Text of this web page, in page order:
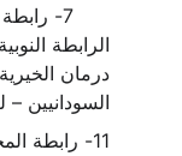
السودانيين –
11-